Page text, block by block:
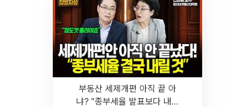
부동산 세제개편 아직 끝 아
냐? "종부세율 발표보다 내릴